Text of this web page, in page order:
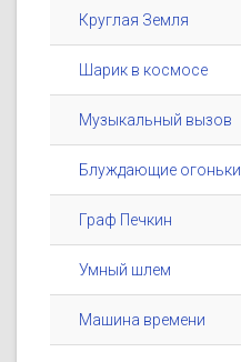
Круглая Земля
Шарик в космосе
Музыкальный вызов
Блуждающие огоньки
Граф Печкин
Умный шлем
Машина времени